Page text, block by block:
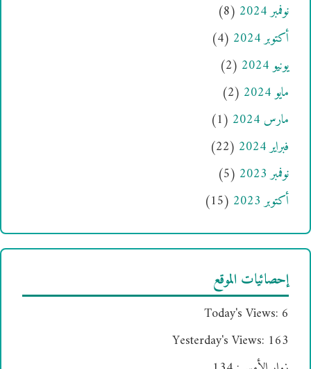
نوفمبر 2024
(8)
أكتوبر 2024
(4)
يونيو 2024
(2)
مايو 2024
(2)
مارس 2024
(1)
فبراير 2024
(22)
نوفمبر 2023
(5)
أكتوبر 2023
(15)
إحصائيات الموقع
Today's Views: 6
Yesterday's Views: 163